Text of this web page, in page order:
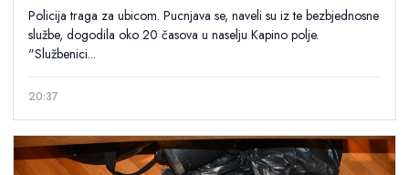
Policija traga za ubicom. Pucnjava se, naveli su iz te bezbjednosne
službe, dogodila oko 20 časova u naselju Kapino polje.
"Službenici...
20:37